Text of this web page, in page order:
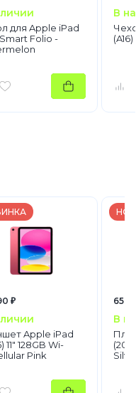
для Apple iPad
Smart Folio -
В
₽
Apple iPad
11" 128GB Wi-
Pink
65
В